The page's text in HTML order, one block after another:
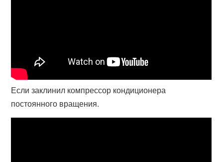
Если заклинил компрессор кондиционера
постоянного вращения.